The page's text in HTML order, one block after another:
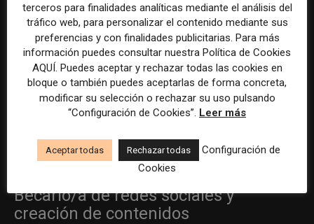
25 febrero, 2019
El CEO del New York Times, Mark Thompson, no
se sorprende del declive que están
experimentando los medios que habían
apostado por la publicidad...
Becario/a de redes sociales y
creación de contenidos
terceros para finalidades analíticas mediante el análisis del
tráfico web, para personalizar el contenido mediante sus
preferencias y con finalidades publicitarias. Para más
información puedes consultar nuestra Política de Cookies
AQUÍ. Puedes aceptar y rechazar todas las cookies en
bloque o también puedes aceptarlas de forma concreta,
modificar su selección o rechazar su uso pulsando
“Configuración de Cookies”. Leer más
Aceptar todas Rechazar todas
Configuración de
Cookies